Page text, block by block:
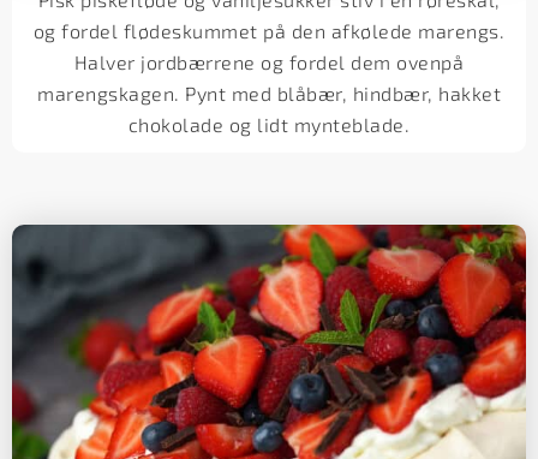
og fordel flødeskummet på den afkølede marengs.
Halver jordbærrene og fordel dem ovenpå
marengskagen. Pynt med blåbær, hindbær, hakket
chokolade og lidt mynteblade.